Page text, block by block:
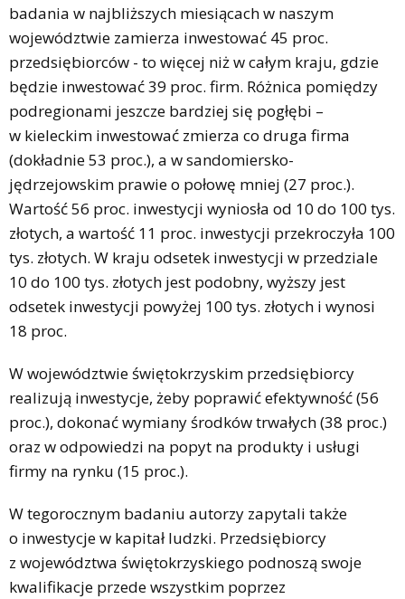
badania w najbliższych miesiącach w naszym
województwie zamierza inwestować 45 proc.
przedsiębiorców - to więcej niż w całym kraju, gdzie
będzie inwestować 39 proc. firm. Różnica pomiędzy
podregionami jeszcze bardziej się pogłębi –
w kieleckim inwestować zmierza co druga firma
(dokładnie 53 proc.), a w sandomiersko-
jędrzejowskim prawie o połowę mniej (27 proc.).
Wartość 56 proc. inwestycji wyniosła od 10 do 100 tys.
złotych, a wartość 11 proc. inwestycji przekroczyła 100
tys. złotych. W kraju odsetek inwestycji w przedziale
10 do 100 tys. złotych jest podobny, wyższy jest
odsetek inwestycji powyżej 100 tys. złotych i wynosi
18 proc.
W województwie świętokrzyskim przedsiębiorcy
realizują inwestycje, żeby poprawić efektywność (56
proc.), dokonać wymiany środków trwałych (38 proc.)
oraz w odpowiedzi na popyt na produkty i usługi
firmy na rynku (15 proc.).
W tegorocznym badaniu autorzy zapytali także
o inwestycje w kapitał ludzki. Przedsiębiorcy
z województwa świętokrzyskiego podnoszą swoje
kwalifikacje przede wszystkim poprzez